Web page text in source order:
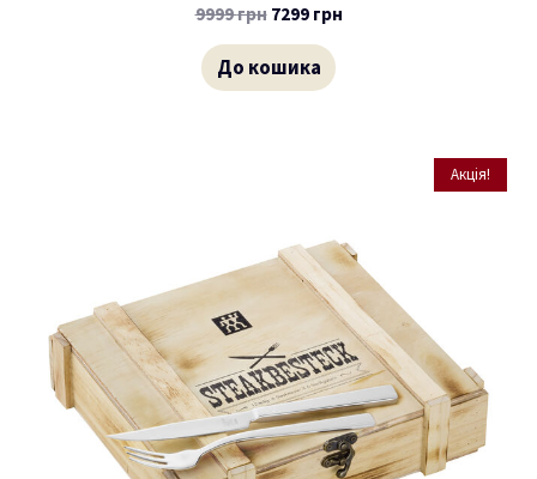
9999грн 7299 грн
До кошика
Акція!